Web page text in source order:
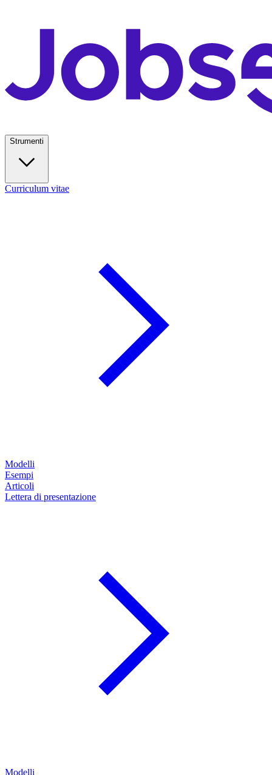
Strumenti
Curriculum vitae
Modelli
Esempi
Articoli
Lettera di presentazione
Modelli